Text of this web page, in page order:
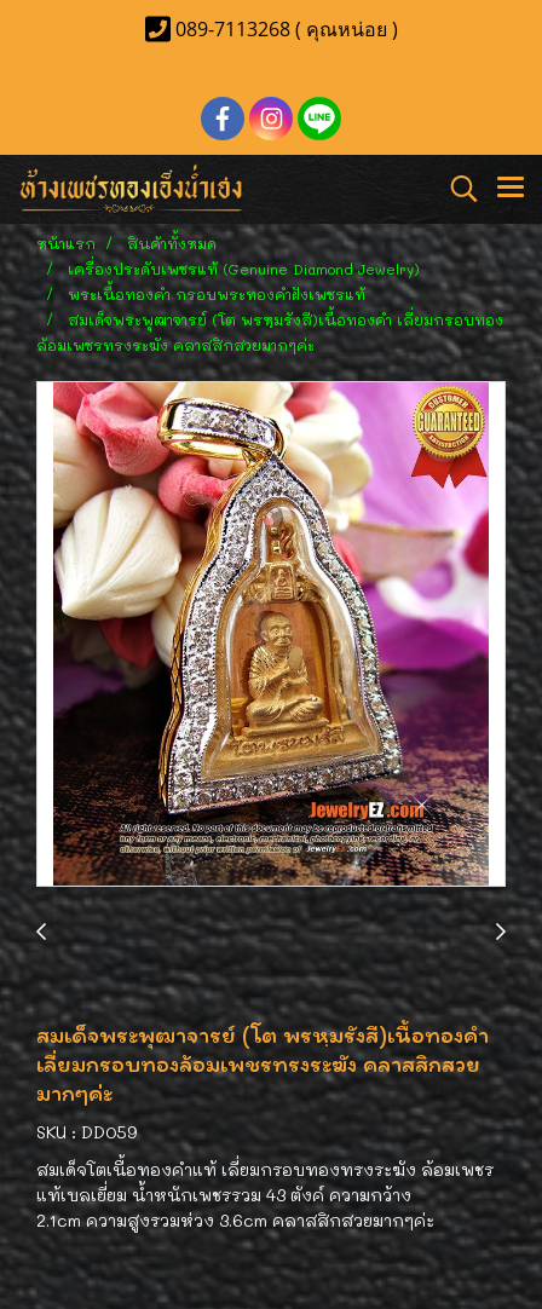
089-7113268 ( คุณหน่อย )
หน้าแรก
สินค้าทั้งหมด
เครื่องประดับเพชรแท้ (Genuine Diamond Jewelry)
พระเนื้อทองคำ กรอบพระทองคำฝังเพชรแท้
สมเด็จพระพุฒาจารย์ (โต พรหฺมรังสี)เนื้อทองคำ เลี่ยมกรอบทอง
ล้อมเพชรทรงระฆัง คลาสสิกสวยมากๆค่ะ
สมเด็จพระพุฒาจารย์ (โต พรหฺมรังสี)เนื้อทองคำ
เลี่ยมกรอบทองล้อมเพชรทรงระฆัง คลาสสิกสวย
มากๆค่ะ
SKU : DD059
สมเด็จโตเนื้อทองคำแท้ เลี่ยมกรอบทองทรงระฆัง ล้อมเพชร
แท้เบลเยี่ยม น้ำหนักเพชรรวม 43 ตังค์ ความกว้าง
2.1cm ความสูงรวมห่วง 3.6cm คลาสสิกสวยมากๆค่ะ